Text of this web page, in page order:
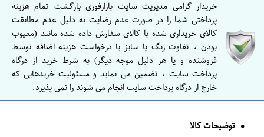
خریدار گرامی مدیریت سایت بازارفوری بازگشت تمام هزینه
پرداختی شما را در صورت عدم رضایت به دلیل عدم مطابقت
کالای خریداری شده با کالای سفارش داده شده مانند (معیوب
بودن ، تفاوت رنگ یا سایز یا درخواست هزینه اضافه توسط
فروشنده و یا هر دلیل موجه دیگر) به شرط خرید از درگاه
پرداخت سایت ، تضمین می نماید و مسئولیت خریدهایی که
خارج از درگاه پرداخت سایت انجام می شوند را نمی پذیرد.
توضیحات کالا